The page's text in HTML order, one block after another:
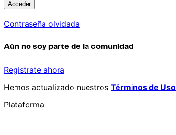
Contraseña olvidada
Aún no soy parte de la comunidad
Registrate ahora
Hemos actualizado nuestros Términos de Uso
Plataforma